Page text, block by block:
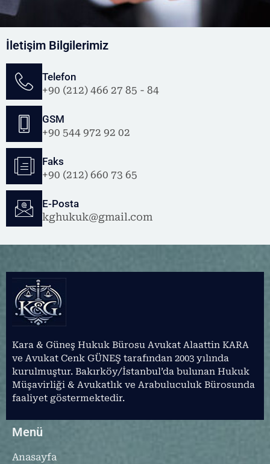
İletişim Bilgilerimiz
Telefon
+90 (212) 466 27 85 - 84
GSM
+90 544 972 92 02
Faks
+90 (212) 660 73 65
E-Posta
kghukuk@gmail.com
Kara & Güneş Hukuk Bürosu Avukat Alaattin KARA
ve Avukat Cenk GÜNEŞ tarafından 2003 yılında
kurulmuştur. Bakırköy/İstanbul’da bulunan Hukuk
Müşavirliği & Avukatlık ve Arabuluculuk Bürosunda
faaliyet göstermektedir.
Menü
Anasayfa